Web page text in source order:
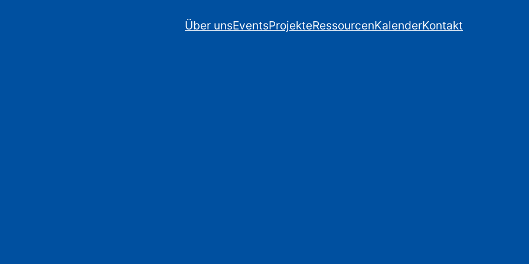
Über unsEventsProjekteRessourcenKalenderKontakt